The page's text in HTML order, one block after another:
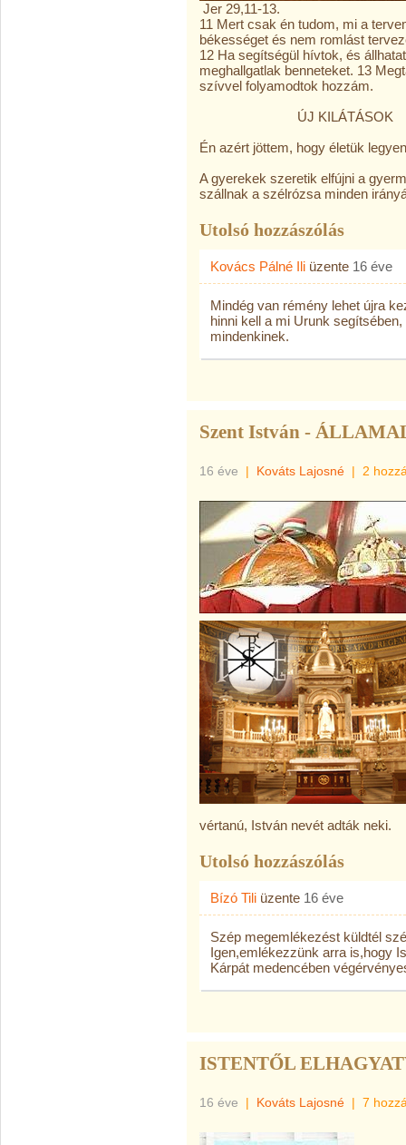
Jer 29,11-13.
11 Mert csak én tudom, mi a
békességet és nem romlást
12 Ha segítségül hívtok, és
meghallgatlak benneteket. 13
szívvel folyamodtok hozzám.
ÚJ KILÁTÁSOK
Én azért jöttem, hogy életük
A gyerekek szeretik elfújni a
szállnak a szélrózsa minden
Utolsó hozzászólás
Kovács Pálné Ili üzente 16 éve
Mindég van rémény lehet újra
hinni kell a mi Urunk
mindenkinek.
Szent István -
16 éve | Kováts Lajosné | 2
vértanú, István nevét adták neki.
Utolsó hozzászólás
Bízó Tili üzente 16 éve
Szép megemlékezést küldtél
Igen,emlékezzünk arra is,hogy
Kárpát medencében
ISTENTŐL
16 éve | Kováts Lajosné | 7